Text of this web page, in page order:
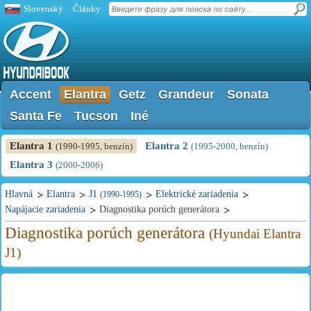
Slovenský Články
Accent Elantra Getz Grandeur
Sonata
Santa Fe
Tucson Iné
Elantra 1 (1990-1995, benzín) Elantra 2 (1995-2000, benzín)
Elantra 3 (2000-2006)
Hlavná Elantra J1 (1990-1995)
Elektrické zariadenia
Napájacie zariadenia
Diagnostika porúch generátora
Diagnostika porúch generátora (Hyundai Elantra
J1)